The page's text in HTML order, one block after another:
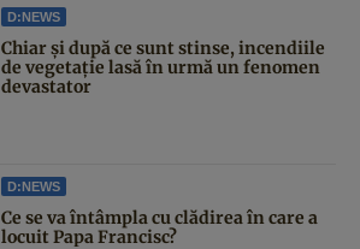
D:NEWS
Chiar și după ce sunt stinse, incendiile
de vegetație lasă în urmă un fenomen
devastator
D:NEWS
Ce se va întâmpla cu clădirea în care a
locuit Papa Francisc?